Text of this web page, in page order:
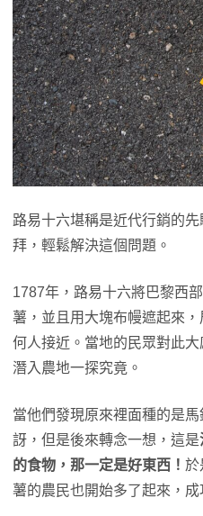
路易十六堪稱是近代行銷的
拜，輕鬆解決這個問題。
1787年，路易十六將巴黎西
薯，並且用大塊布幔遮起來
何人接近。當地的民眾對此
潛入農地一探究竟。
當他們發現原來裡面種的是
訝，但是後來轉念一想，這是
的食物，那一定是好東西！ 於
薯的農民也開始多了起來，成